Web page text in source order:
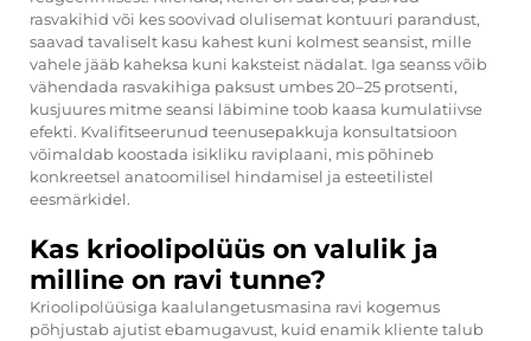
rasvakihid või kes soovivad olulisemat kontuuri parandust,
saavad tavaliselt kasu kahest kuni kolmest seansist, mille
vahele jääb kaheksa kuni kaksteist nädalat. Iga seanss võib
vähendada rasvakihiga paksust umbes 20–25 protsenti,
kusjuures mitme seansi läbimine toob kaasa kumulatiivse
efekti. Kvalifitseerunud teenusepakkuja konsultatsioon
võimaldab koostada isikliku raviplaani, mis põhineb
konkreetsel anatoomilisel hindamisel ja esteetilistel
eesmärkidel.
Kas krioolipolüüs on valulik ja
milline on ravi tunne?
Krioolipolüüsiga kaalulangetusmasina ravi kogemus
põhjustab ajutist ebamugavust, kuid enamik kliente talub